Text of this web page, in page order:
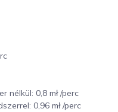
nélkül: 0,8 mł /perc
0,96 mł /perc